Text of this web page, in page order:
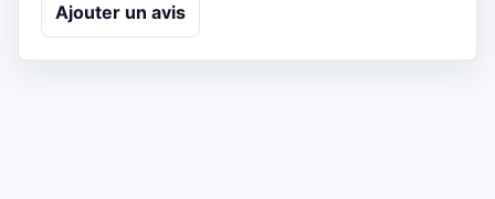
Ajouter un avis